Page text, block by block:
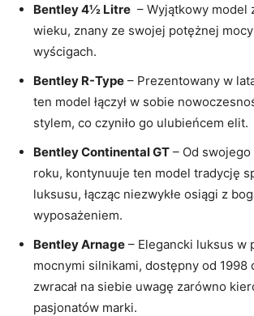
Bentley 4½ Litre
– Wyjątkowy ​model
wieku, znany​ ze swojej ‍potężnej
wyścigach.
Bentley ⁤R-Type – Prezentowany w
ten model łączył w sobie
stylem, co czyniło go ulubieńcem elit.
Bentley Continental GT – Od
roku, ‍kontynuuje ten model tradycję
luksusu,⁣ łącząc niezwykłe osiągi z
wyposażeniem.
Bentley Arnage – ⁤Elegancki luksus‌ w
mocnymi silnikami, dostępny od⁤ 1998‍
zwracał na siebie uwagę zarówno
pasjonatów marki.